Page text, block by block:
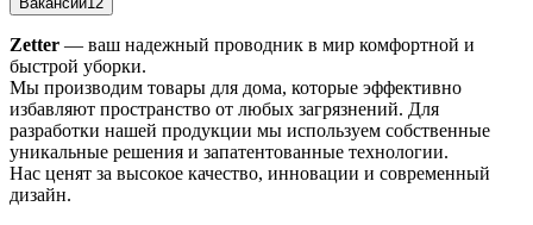
Zetter — ваш надежный проводник в мир комфортной и
быстрой уборки.
Мы производим товары для дома, которые эффективно
избавляют пространство от любых загрязнений. Для
разработки нашей продукции мы используем собственные
уникальные решения и запатентованные технологии.
Нас ценят за высокое качество, инновации и современный
дизайн.